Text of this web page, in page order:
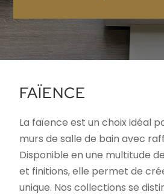
FAÏENCE
La faïence est un choix idéal
murs de salle de bain avec
Disponible en une multitude
et finitions, elle permet de
unique. Nos collections se